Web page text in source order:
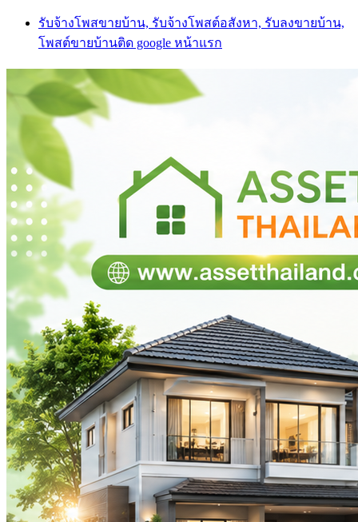
Skip
content
รับจ้างโพสขายบ้าน, รับจ้างโพสต์อสังหา, รับลงขายบ้าน,
โพสต์ขายบ้านติด google หน้าแรก